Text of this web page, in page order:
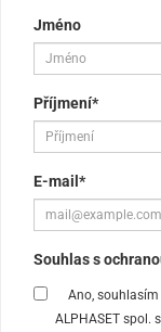
Jméno
Příjmení*
E-mail*
Souhlas s
Ano,
ALPHASET spol.